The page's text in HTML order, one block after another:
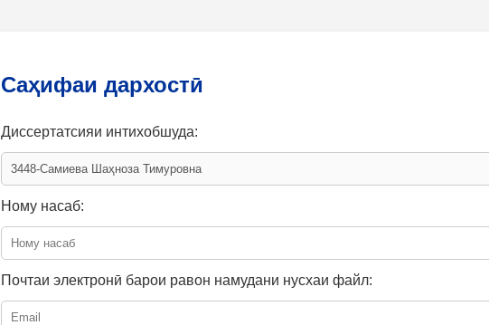
Саҳифаи дархостӣ
Диссертатсияи интихобшуда:
Ному насаб:
Почтаи электронӣ барои равон намудани нусхаи файл: